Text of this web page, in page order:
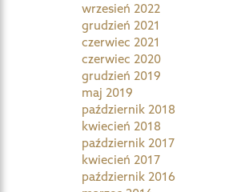
wrzesień 2022
grudzień 2021
czerwiec 2021
czerwiec 2020
grudzień 2019
maj 2019
październik 2018
kwiecień 2018
październik 2017
kwiecień 2017
październik 2016